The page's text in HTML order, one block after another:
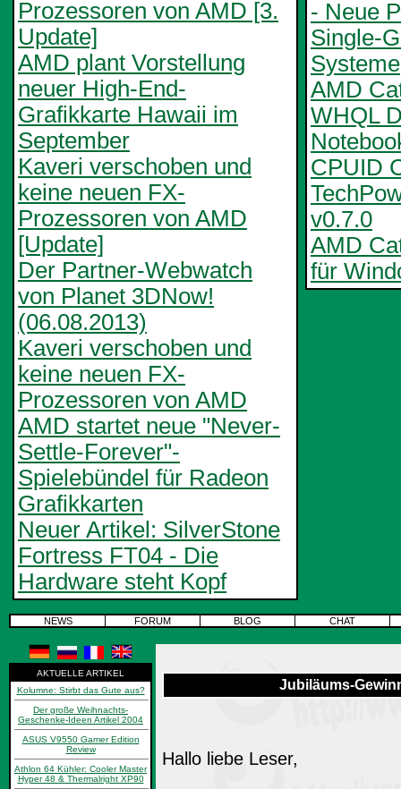
Prozessoren von AMD [3.
Update]
AMD plant Vorstellung
neuer High-End-
Grafikkarte Hawaii im
September
Kaveri verschoben und
keine neuen FX-
Prozessoren von AMD
[Update]
Der Partner-Webwatch
von Planet 3DNow!
(06.08.2013)
Kaveri verschoben und
keine neuen FX-
Prozessoren von AMD
AMD startet neue "Never-
Settle-Forever"-
Spielebündel für Radeon
Grafikkarten
Neuer Artikel: SilverStone
Fortress FT04 - Die
Hardware steht Kopf
- Neue
Single-
Systeme
AMD
WHQL
CPUID
v0.7.0
AMD
für
NEWS FORUM BLOG CHAT
AKTUELLE ARTIKEL
Kolumne: Stirbt das Gute aus?
Der große Weihnachts-
Geschenke-Ideen Artikel 2004
ASUS V9550 Gamer Edition
Review
Athlon 64 Kühler: Cooler Master
Hyper 48 & Thermalright XP90
Jubiläums-
Hallo liebe Leser,